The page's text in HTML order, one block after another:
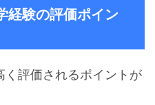
経験の評価ポイン
評価されるポイントが